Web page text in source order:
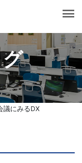
いて
制作
議にみるDX